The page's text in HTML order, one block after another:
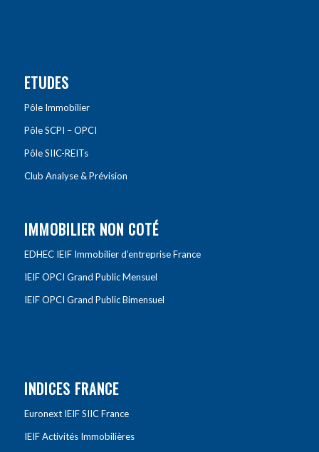
ETUDES
Pôle Immobilier
Pôle SCPI – OPCI
Pôle SIIC-REITs
Club Analyse & Prévision
IMMOBILIER NON COTÉ
EDHEC IEIF Immobilier d’entreprise France
IEIF OPCI Grand Public Mensuel
IEIF OPCI Grand Public Bimensuel
INDICES FRANCE
Euronext IEIF SIIC France
IEIF Activités Immobilières